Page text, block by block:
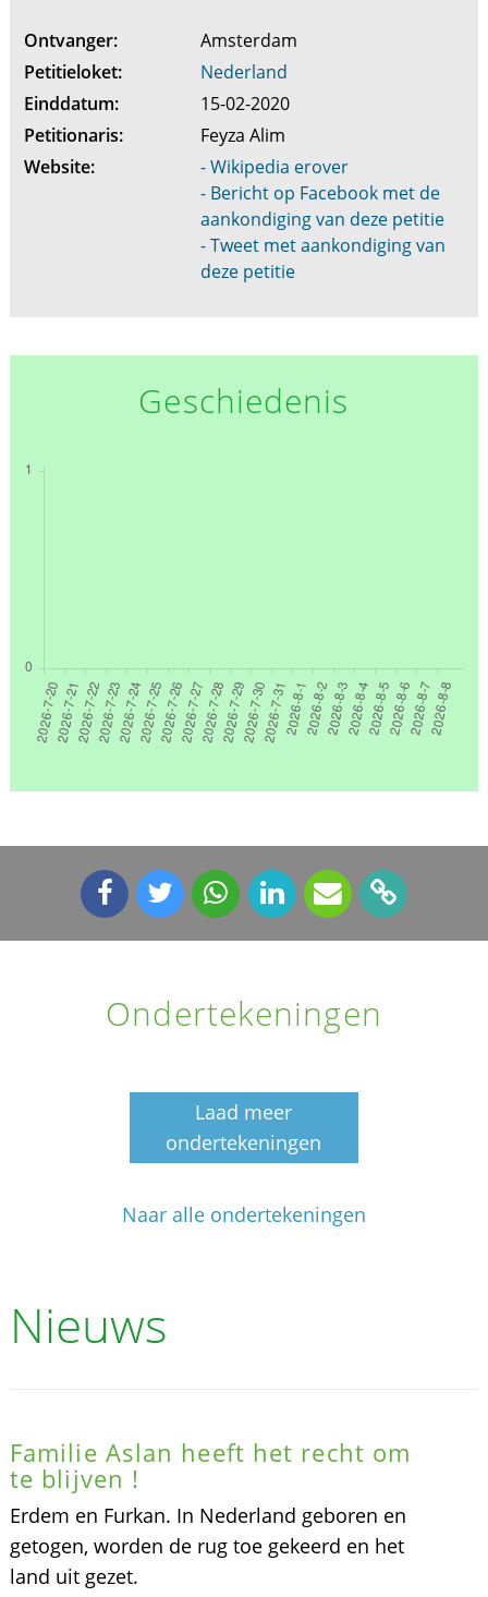
Ontvanger:
Amsterdam
Petitieloket:
Nederland
Einddatum:
15-02-2020
Petitionaris:
Feyza Alim
Website:
- Wikipedia erover
- Bericht op Facebook met de
aankondiging van deze petitie
- Tweet met aankondiging van
deze petitie
Geschiedenis
Ondertekeningen
Laad meer
ondertekeningen
Naar alle ondertekeningen
Nieuws
Familie Aslan heeft het recht om
te blijven !
Erdem en Furkan. In Nederland geboren en
getogen, worden de rug toe gekeerd en het
land uit gezet.